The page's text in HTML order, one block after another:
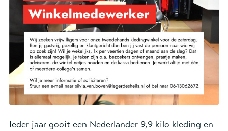
Ieder jaar gooit een Nederlander 9,9 kilo kleding en